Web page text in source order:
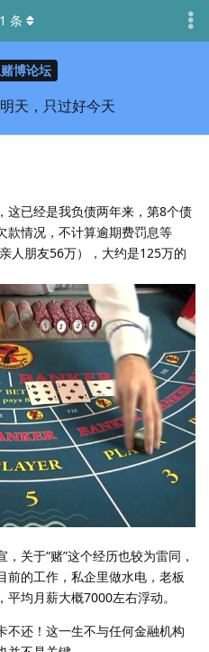
博论坛
天，只过好今天
1 条
这已经是我负债两年来，第8个债
款情况，不计算逾期费罚息等
人朋友56万），大约是125万的
关于“赌”这个经历也较为雷同，
前的工作，私企里做水电，老板
均月薪大概7000左右浮动。
不还！这一生不与任何金融机构